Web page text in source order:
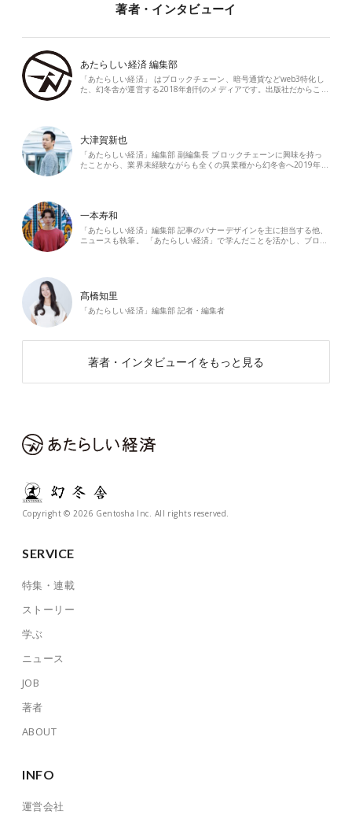
著者・インタビューイ
あたらしい経済 編集部
「あたらしい経済」 はブロックチェーン、暗号通貨などweb3特化し
た、幻冬舎が運営する2018年創刊のメディアです。出版社だからこ…
大津賀新也
「あたらしい経済」編集部 副編集長 ブロックチェーンに興味を持っ
たことから、業界未経験ながらも全くの異業種から幻冬舎へ2019年…
一本寿和
「あたらしい経済」編集部 記事のバナーデザインを主に担当する他、
ニュースも執筆。 「あたらしい経済」で学んだことを活かし、ブロ…
髙橋知里
「あたらしい経済」編集部 記者・編集者
著者・インタビューイをもっと見る
Copyright © 2026 Gentosha Inc. All rights reserved.
SERVICE
特集・連載
ストーリー
学ぶ
ニュース
JOB
著者
ABOUT
INFO
運営会社